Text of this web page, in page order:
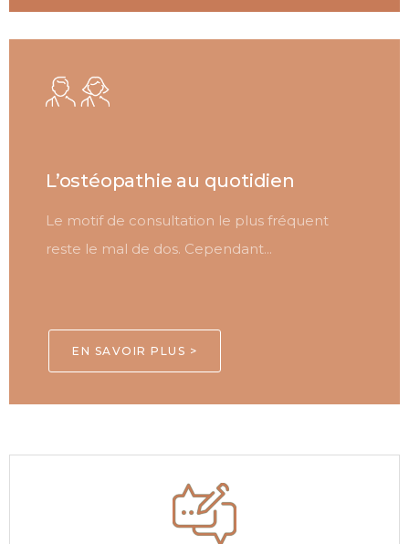
L’ostéopathie au quotidien
Le motif de consultation le plus fréquent
reste le mal de dos. Cependant...
EN SAVOIR PLUS >